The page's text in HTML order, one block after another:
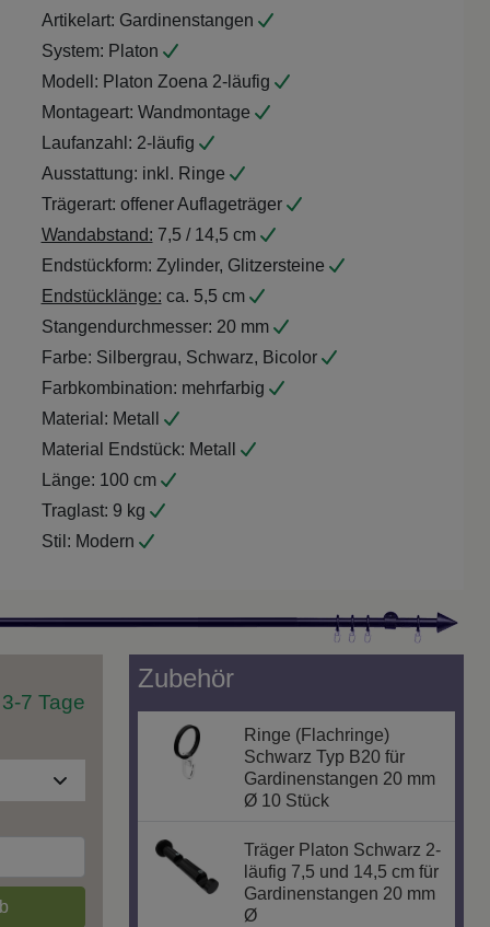
Artikelart: Gardinenstangen
System: Platon
Modell: Platon Zoena 2-läufig
Montageart: Wandmontage
Laufanzahl: 2-läufig
Ausstattung: inkl. Ringe
Trägerart: offener Auflageträger
Wandabstand: 7,5 / 14,5 cm
Endstückform: Zylinder, Glitzersteine
Endstücklänge: ca. 5,5 cm
Stangendurchmesser: 20 mm
Farbe: Silbergrau, Schwarz, Bicolor
Farbkombination: mehrfarbig
Material: Metall
Material Endstück: Metall
Länge: 100 cm
Traglast: 9 kg
Stil: Modern
7 Tage
Zubehör
Ringe (Flachringe)
Schwarz Typ B20 für
Gardinenstangen 20 mm
Ø 10 Stück
Träger Platon Schwarz 2-
läufig 7,5 und 14,5 cm für
Gardinenstangen 20 mm
Ø